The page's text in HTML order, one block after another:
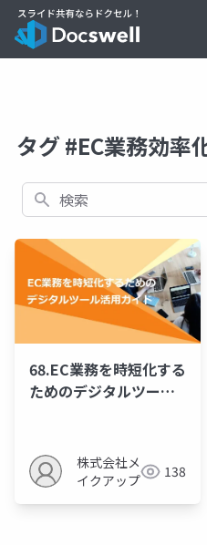
タグ #EC業務効率
検索
68.EC業務を時短化する
ためのデジタルツール
株式会社メ
イクアップ
138